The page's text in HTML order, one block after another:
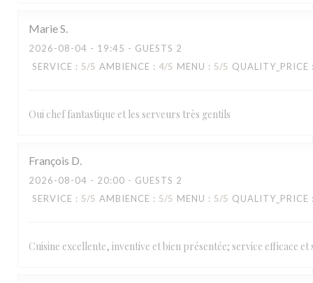
MarieS
2026-08-04 - 19:45 - GUESTS 2
SERVICE : 5/5 AMBIENCE : 4/5 MENU : 5/5 QUALITY_PRICE
Oui chef fantastique et les serveurs très gentils
François D
2026-08-04 - 20:00 - GUESTS 2
SERVICE : 5/5 AMBIENCE : 5/5 MENU : 5/5 QUALITY_PRICE
Cuisine excellente, inventive et bien présentée; service efficace et